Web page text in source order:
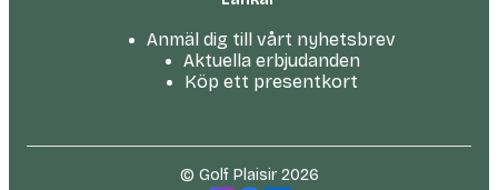
Anmäl dig till vårt nyhetsbrev
Aktuella erbjudanden
Köp ett presentkort
© Golf Plaisir 2026